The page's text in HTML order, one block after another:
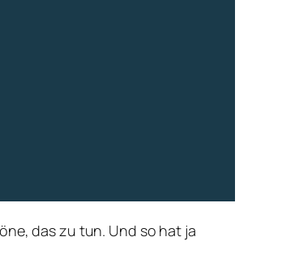
das zu tun. Und so hat ja